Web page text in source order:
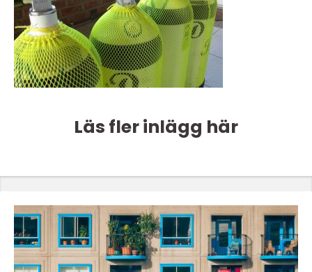
Läs fler inlägg här